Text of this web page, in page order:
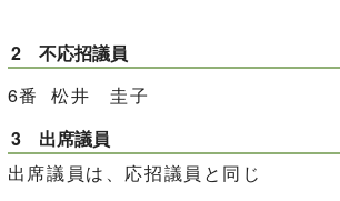
2 不応招議員
6番 松井 圭子
3 出席議員
出席議員は、応招議員と同じ